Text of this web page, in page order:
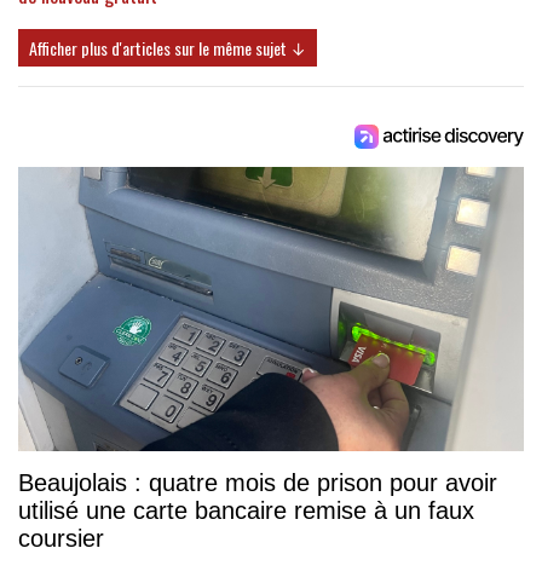
Afficher plus d'articles sur le même sujet ↓
Beaujolais : quatre mois de prison pour avoir
utilisé une carte bancaire remise à un faux
coursier